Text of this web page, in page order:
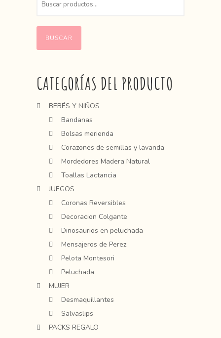
BUSCAR
CATEGORÍAS DEL PRODUCTO
BEBÉS Y NIÑOS
Bandanas
Bolsas merienda
Corazones de semillas y lavanda
Mordedores Madera Natural
Toallas Lactancia
JUEGOS
Coronas Reversibles
Decoracion Colgante
Dinosaurios en peluchada
Mensajeros de Perez
Pelota Montesori
Peluchada
MUJER
Desmaquillantes
Salvaslips
PACKS REGALO